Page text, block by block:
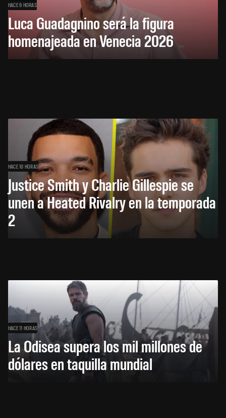
HACE 9 HORAS
Luca Guadagnino será la figura
homenajeada en Venecia 2026
HACE 10 HORAS
Justice Smith y Charlie Gillespie se
unen a Heated Rivalry en la temporada
2
HACE 11 HORAS
La Odisea supera los mil millones de
dólares en taquilla mundial